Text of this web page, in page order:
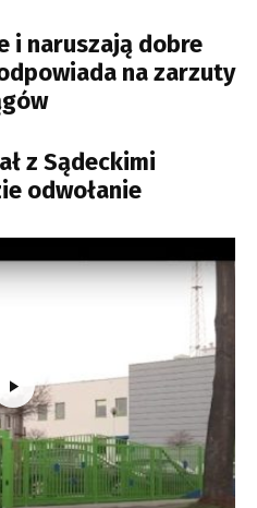
i naruszają dobre
na zarzuty
z Sądeckimi
odwołanie